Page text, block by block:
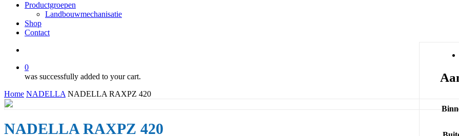
Productgroepen
Landbouwmechanisatie
Shop
Contact
0
was successfully added to your cart.
Home NADELLA NADELLA RAXPZ 420
NADELLA RAXPZ 420